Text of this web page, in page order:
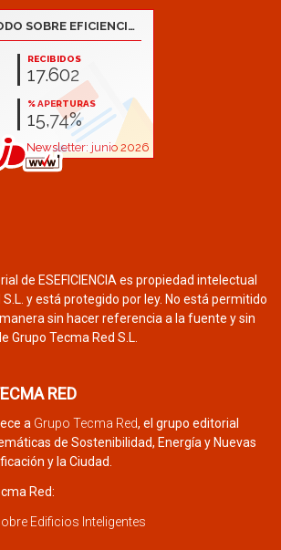
de ESEFICIENCIA es propiedad intelectual
y está protegido por ley. No está permitido
sin hacer referencia a la fuente y sin
Grupo Tecma Red S.L.
RED
a Grupo Tecma Red, el grupo editorial
de Sostenibilidad, Energía y Nuevas
y la Ciudad.
Red:
Edificios Inteligentes